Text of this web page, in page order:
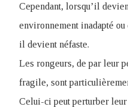
Cependant, lorsqu’il
environnement inadapté
il devient néfaste.
Les rongeurs, de par leur
fragile, sont
Celui-ci peut perturber